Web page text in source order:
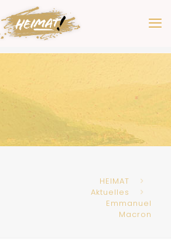
HEIMAT
Aktuelles
Emmanuel
Macron